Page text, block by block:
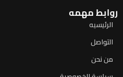
روابط مهمه
الرئيسيه
التواصل
من نحن